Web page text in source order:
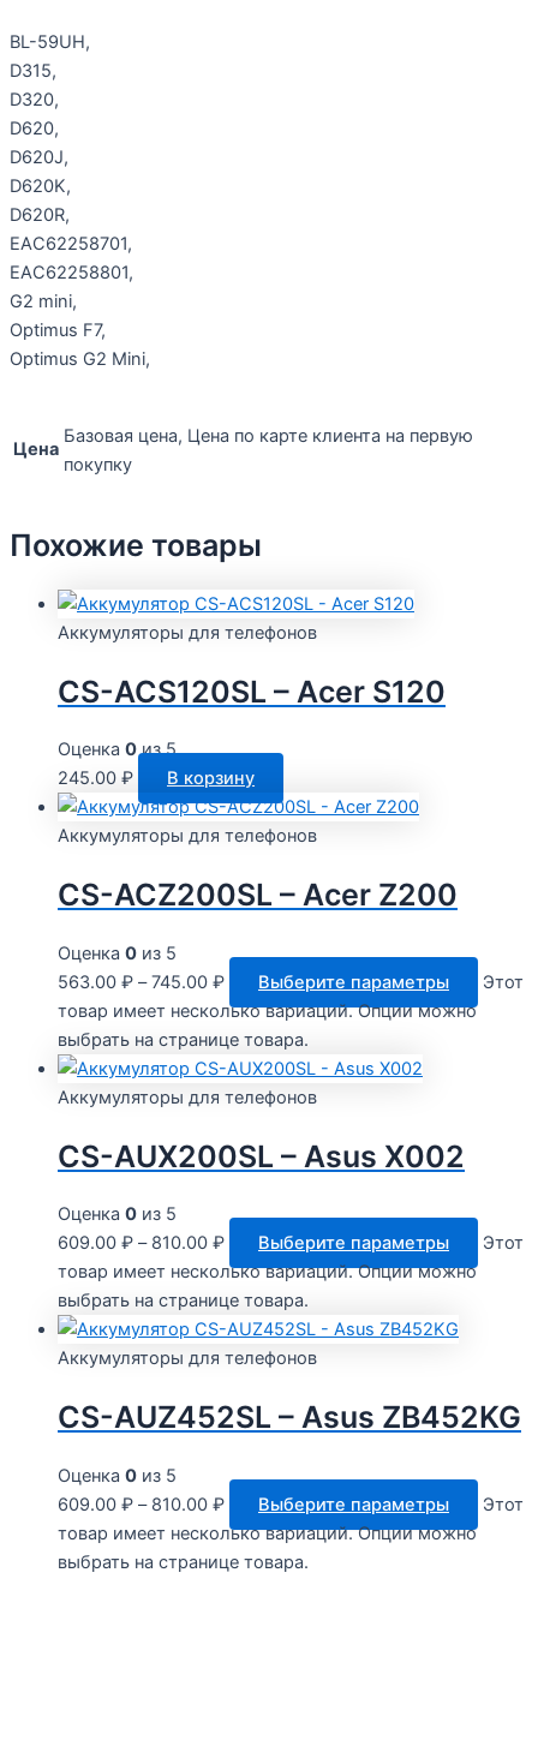
BL-59UH,
D315,
D320,
D620,
D620J,
D620K,
D620R,
EAC62258701,
EAC62258801,
G2 mini,
Optimus F7,
Optimus G2 Mini,
Цена
Базовая цена, Цена по карте клиента на первую
покупку
Похожие товары
Аккумуляторы для телефонов
CS-ACS120SL – Acer S120
Оценка 0из 5
245.00 ₽ В корзину
Аккумуляторы для телефонов
CS-ACZ200SL – Acer Z200
Оценка 0 из 5
563.00 ₽ –745.00 ₽ Выберите параметры
Этот
товар имеет несколько вариаций. Опции можно
выбрать на странице товара.
Аккумуляторы для телефонов
CS-AUX200SL – Asus X002
Оценка 0 из 5
609.00 ₽ – 810.00 ₽ Выберите параметры
Этот
товар имеет несколько вариаций. Опции можно
выбрать на странице товара.
Аккумуляторы для телефонов
CS-AUZ452SL – Asus ZB452KG
Оценка 0 из 5
609.00 ₽ – 810.00 ₽ Выберите параметры
Этот
товар имеет несколько вариаций. Опции можно
выбрать на странице товара.